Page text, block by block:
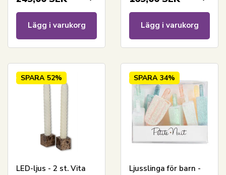
Lägg i varukorg Lägg i varukorg
SPARA 52%
LED-ljus - 2 st. Vita
SPARA 34%
Ljusslinga för barn -